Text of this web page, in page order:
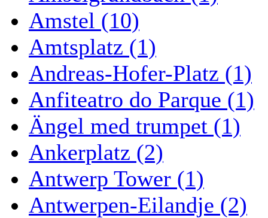
Amstel (10)
Amtsplatz (1)
Andreas-Hofer-Platz (1)
Anfiteatro do Parque (1)
Ängel med trumpet (1)
Ankerplatz (2)
Antwerp Tower (1)
Antwerpen-Eilandje (2)